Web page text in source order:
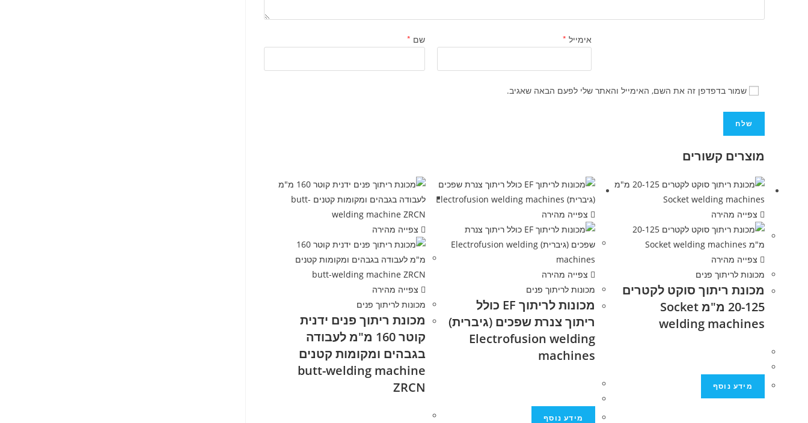
שם * אימייל *
שמור בדפדפן זה את השם, האימייל והאתר שלי לפעם הבאה שאגיב.
מוצרים קשורים
צפייה מהירה
צפייה מהירה
מכונות לריתוך פנים
מכונת ריתוך פנים ידנית
קוטר 160 מ"מ לעבודה
בגבהים ומקומות קטנים
butt-welding machine
ZRCN
צפייה מהירה
צפייה מהירה
מכונות לריתוך פנים
מכונות לריתוך EF כולל
ריתוך צנרת שפכים (גיברית)
Electrofusion welding
machines
מידע נוסף
צפייה מהירה
צפייה מהירה
מכונות לריתוך פנים
מכונת ריתוך סוקט לקטרים
20-125 מ"מ Socket
welding machines
מידע נוסף